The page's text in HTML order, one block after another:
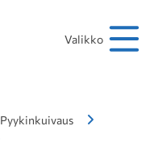
Valikko
Pyykinkuivaus